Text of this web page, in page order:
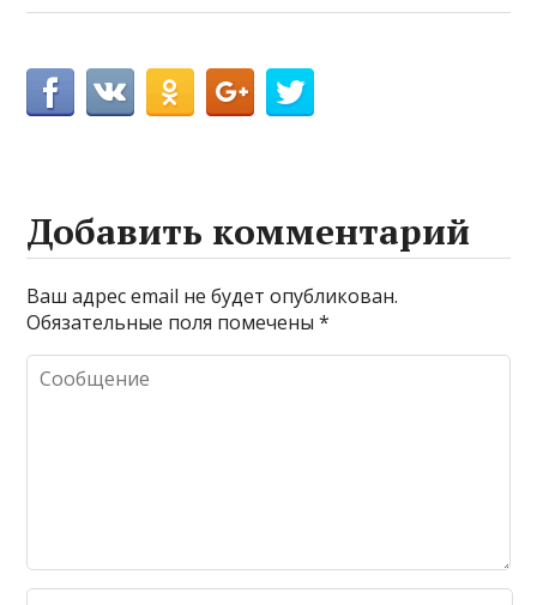
Добавить комментарий
Ваш адрес email не будет опубликован.
Обязательные поля помечены*